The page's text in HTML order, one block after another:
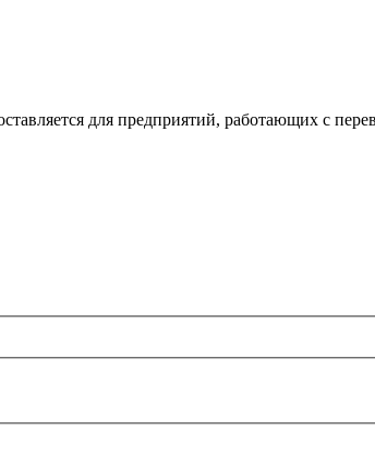
для предприятий, работающих с